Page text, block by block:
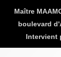
Maître
boulevard
Intervient